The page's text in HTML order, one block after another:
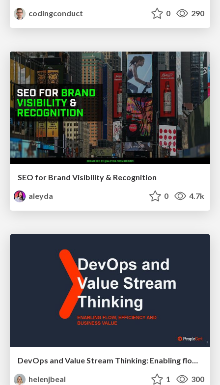
codingconduct
0 290
SEO for Brand Visibility & Recognition
aleyda
0 4.7k
DevOps and Value Stream Thinking: Enabling flow, efficiency and business value
helenjbeal
1 300